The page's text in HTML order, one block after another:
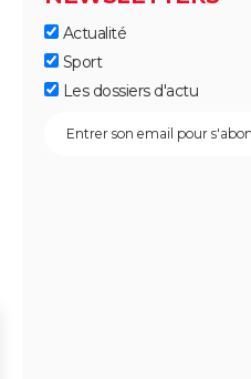
Actualité
Sport
Les dossiers d'actu